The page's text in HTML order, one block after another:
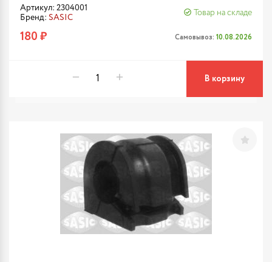
Артикул: 2304001
Бренд: SASIC
Товар на складе
180 ₽ Самовывоз: 10.08.2026
В корзину